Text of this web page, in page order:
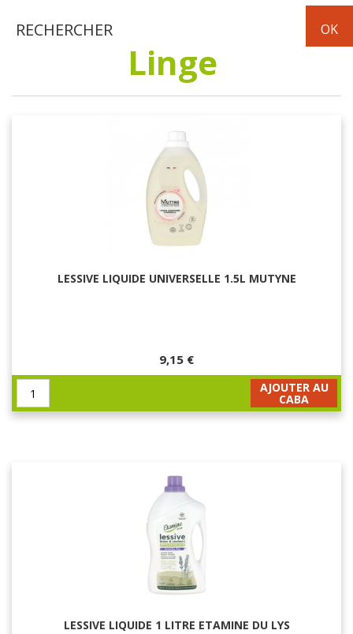
Linge
LESSIVE LIQUIDE UNIVERSELLE 1.5L MUTYNE
9,15 €
AJOUTER AU
CABA
LESSIVE LIQUIDE 1 LITRE ETAMINE DU LYS